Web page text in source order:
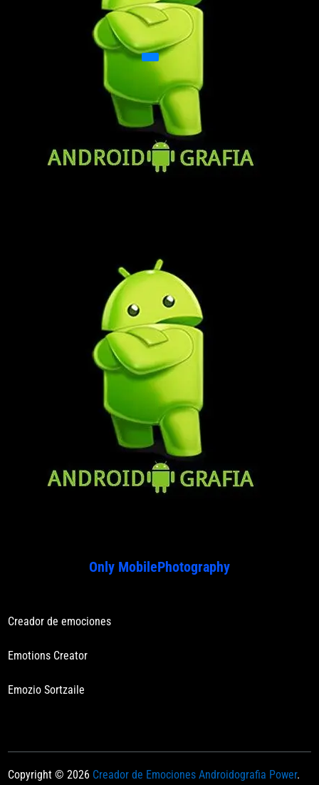
Only MobilePhotography
Creador de emociones
Emotions Creator
Emozio Sortzaile
Copyright © 2026 Creador de Emociones Androidografia Power.